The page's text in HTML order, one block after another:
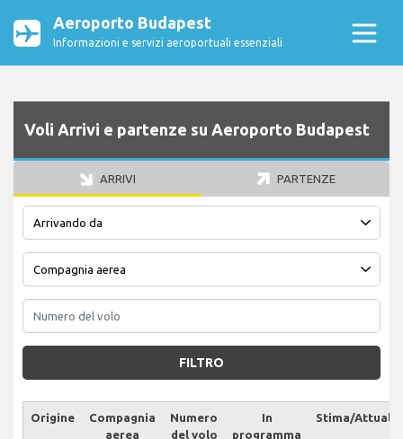
Aeroporto Budapest
Informazioni e servizi aeroportuali essenziali
Voli Arrivi e partenze su Aeroporto Budapest
ARRIVI PARTENZE
FILTRO
Origine
Compagnia
aerea
Numero
del volo
In
programma
Stima/Attuale